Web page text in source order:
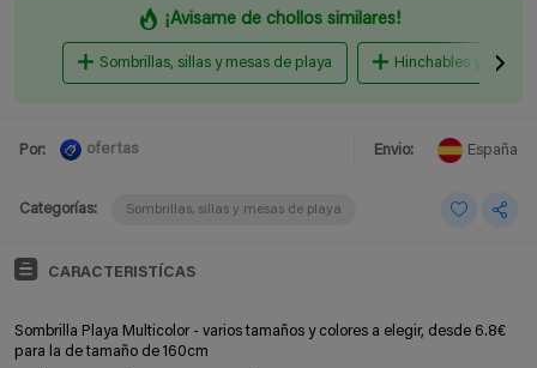
¡Avisame de chollos similares!
Sombrillas, sillas y mesas de playa Hinchables y
Por: ofertas Envio: España
Categorías: Sombrillas, sillas y mesas de playa
CARACTERISTÍCAS
Sombrilla Playa Multicolor - varios tamaños y colores a elegir, desde 6.8€
para la de tamaño de 160cm